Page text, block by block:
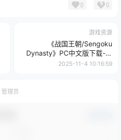
0 0
游戏资源
《战国王朝/Sengoku
Dynasty》PC中文版下载-含
v1.1.0.21
2025-11-4 10:16:59
管理员